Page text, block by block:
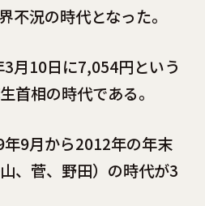
不況の時代となった。
月10日に7,054円という
首相の時代である。
9月から2012年の年末
、菅、野田）の時代が3